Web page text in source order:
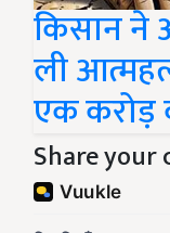
किसान ने
ली
एक करोड़
Share your